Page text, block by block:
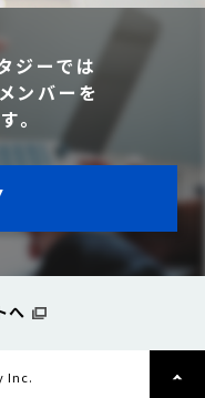
ジーでは
ンバーを
。
へ
Inc.